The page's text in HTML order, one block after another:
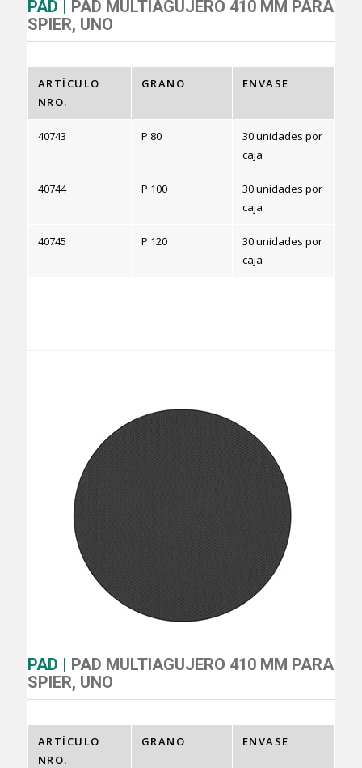
PAD |
PAD MULTIAGUJERO 410 MM PARA
SPIER, UNO
ARTÍCULO
NRO.
GRANO ENVASE
40743 P 80
30 unidades por
caja
40744 P 100
30 unidades por
caja
40745 P 120
30 unidades por
caja
PAD | PAD MULTIAGUJERO 410 MM PARA
SPIER, UNO
ARTÍCULO
NRO.
GRANO ENVASE